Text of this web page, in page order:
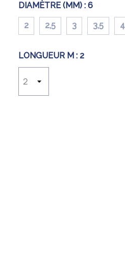
DIAMÈTRE (MM) : 6
2 2,5 3 3,5 4
LONGUEUR M : 2